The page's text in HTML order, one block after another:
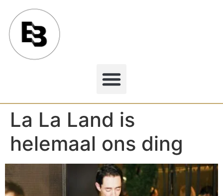
La La Land is
helemaal ons ding